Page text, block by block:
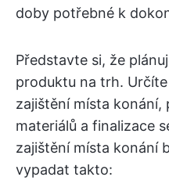
doby potřebné k
Představte si, že
produktu na trh.
zajištění místa
materiálů a finalizace
zajištění místa konání
vypadat takto: